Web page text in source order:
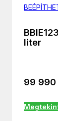
liter
99 990